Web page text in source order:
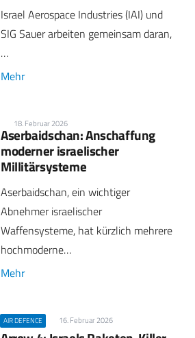
Israel Aerospace Industries (IAI) und
SIG Sauer arbeiten gemeinsam daran,
…
Mehr
18. Februar 2026
Aserbaidschan: Anschaffung
moderner israelischer
Millitärsysteme
Aserbaidschan, ein wichtiger
Abnehmer israelischer
Waffensysteme, hat kürzlich mehrere
hochmoderne…
Mehr
AIR DEFENCE 16. Februar 2026